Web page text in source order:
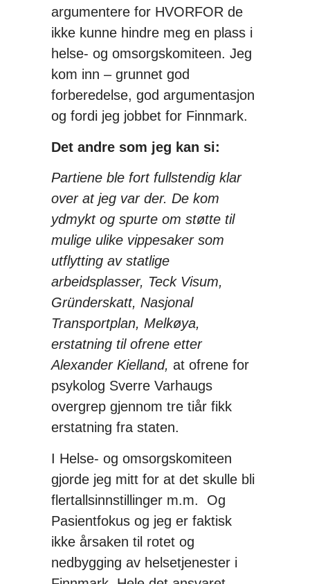
argumentere for HVORFOR de
ikke kunne hindre meg en plass i
helse- og omsorgskomiteen. Jeg
kom inn – grunnet god
forberedelse, god argumentasjon
og fordi jeg jobbet for Finnmark.
Det andre som jeg kan si:
Partiene ble fort fullstendig klar
over at jeg var der. De kom
ydmykt og spurte om støtte til
mulige ulike vippesaker som
utflytting av statlige
arbeidsplasser, Teck Visum,
Gründerskatt, Nasjonal
Transportplan, Melkøya,
erstatning til ofrene etter
Alexander Kielland, at ofrene for
psykolog Sverre Varhaugs
overgrep gjennom tre tiår fikk
erstatning fra staten.
I Helse- og omsorgskomiteen
gjorde jeg mitt for at det skulle bli
flertallsinnstillinger m.m. Og
Pasientfokus og jeg er faktisk
ikke årsaken til rotet og
nedbygging av helsetjenester i